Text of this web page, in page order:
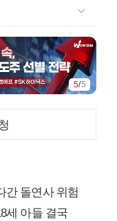
5/5
간 돌연사 위험
세 아들 결국